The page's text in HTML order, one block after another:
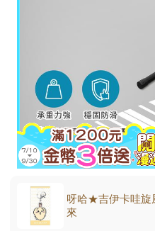
呀哈★吉伊卡哇旋
來